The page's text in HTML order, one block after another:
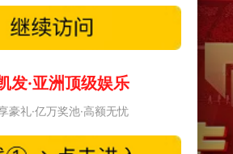
发·亚洲顶级娱乐
豪礼·亿万奖池·高额无忧